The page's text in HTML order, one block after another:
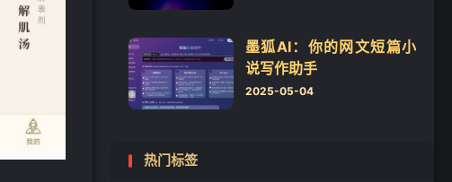
墨狐AI：你的网文短篇小
说写作助手
2025-05-04
热门标签